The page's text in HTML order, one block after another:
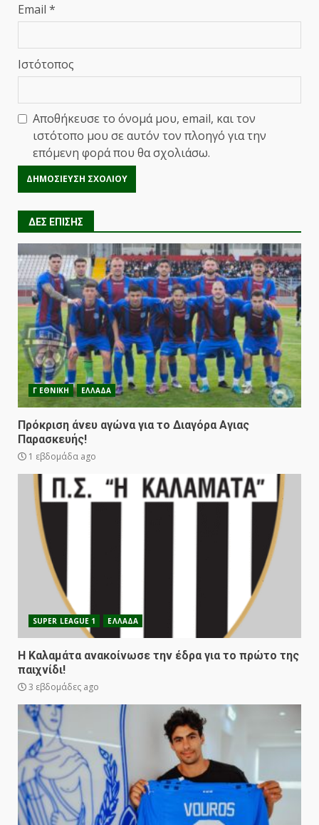
Email *
Ιστότοπος
Αποθήκευσε το όνομά μου, email, και τον
ιστότοπο μου σε αυτόν τον πλοηγό για την
επόμενη φορά που θα σχολιάσω.
ΔΕΣ ΕΠΙΣΗΣ
Γ ΕΘΝΙΚΗ ΕΛΛΑΔΑ
Πρόκριση άνευ αγώνα για το Διαγόρα Αγιας
Παρασκευής!
1 εβδομάδα ago
SUPER LEAGUE 1 ΕΛΛΑΔΑ
Η Καλαμάτα ανακοίνωσε την έδρα για το πρώτο της
παιχνίδι!
3 εβδομάδες ago